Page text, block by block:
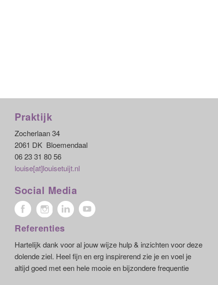
Praktijk
Zocherlaan 34
2061 DK Bloemendaal
06 23 31 80 56
louise[at]louisetuijt.nl
Social Media
Referenties
Hartelijk dank voor al jouw wijze hulp & inzichten voor deze
dolende ziel. Heel fijn en erg inspirerend zie je en voel je
altijd goed met een hele mooie en bijzondere frequentie